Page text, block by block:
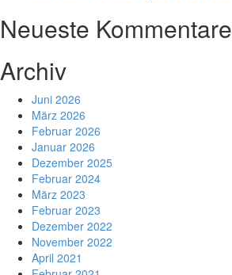
Neueste Kommentare
Archiv
Juni 2026
März 2026
Februar 2026
Januar 2026
Dezember 2025
Februar 2024
März 2023
Februar 2023
Dezember 2022
November 2022
April 2021